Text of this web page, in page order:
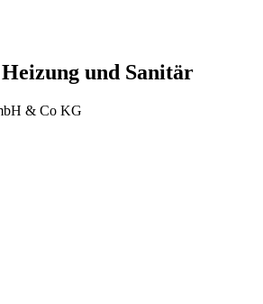
und Sanitär
& Co KG